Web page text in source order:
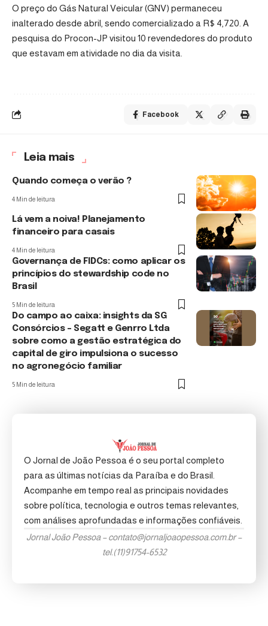
O preço do Gás Natural Veicular (GNV) permaneceu
inalterado desde abril, sendo comercializado a R$ 4,720. A
pesquisa do Procon-JP visitou 10 revendedores do produto
que estavam em atividade no dia da visita.
Facebook
Leia mais
Quando começa o verão ?
4 Min de leitura
Lá vem a noiva! Planejamento
financeiro para casais
4 Min de leitura
Governança de FIDCs: como aplicar os
princípios do stewardship code no
Brasil
5 Min de leitura
Do campo ao caixa: insights da SG
Consórcios – Segatt e Genrro Ltda
sobre como a gestão estratégica do
capital de giro impulsiona o sucesso
no agronegócio familiar
5 Min de leitura
O Jornal de João Pessoa é o seu portal completo
para as últimas notícias da Paraíba e do Brasil.
Acompanhe em tempo real as principais novidades
sobre política, tecnologia e outros temas relevantes,
com análises aprofundadas e informações confiáveis.
Jornal João Pessoa –contato@jornaljoaopessoa.com.br–
tel.(11)91754-6532